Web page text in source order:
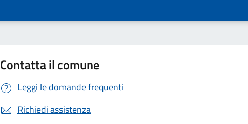
Contatta il comune
Leggi le domande frequenti
Richiedi assistenza